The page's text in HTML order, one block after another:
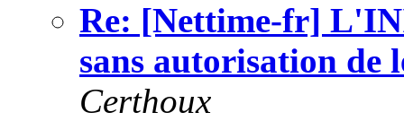
Re: [Nettime-fr]
sans autorisation de
Certhoux